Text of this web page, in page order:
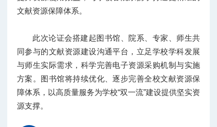
文献资源保障体系。
此次论证会搭建起图书馆、院系、专家、师生共
同参与的文献资源建设沟通平台，立足学校学科发展
与师生实际需求，科学完善电子资源采购机制与实施
方案。图书馆将持续优化、逐步完善全校文献资源保
障体系，以高质量服务为学校“双一流”建设提供坚实资
源支撑。